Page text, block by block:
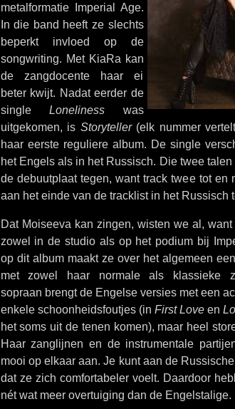
metalformatie Imperial Age.
In die band heeft ze slechts
beperkt invloed op de
songwriting. Met KiaRa kan
de zangdocente haar ei
beter kwijt. Nadat eerder de
single Loneliness was
uitgekomen, is Storyteller(elk nummer
haar eerste reguliere album. De single
het Engels als in het Russisch. Die twee
de debuutplaat tegen, want track twee tot en
aan het einde van de tracklist in het Russisch
Dat Moiseeva kan zingen, wisten we al,
zowel in de studio als op het podium bij
op dit album maakt ze over het algemeen
met zowel haar normale als klassieke
sopraan brengt de Engelse versies met een
enkele schoonheidsfoutjes (in First Loveen
het soms uit de tenen komen), maar heel
Haar zanglijnen en de instrumentale
mooi op elkaar aan. Je kunt aan de
dat ze zich comfortabeler voelt. Daardoor
nét wat meer overtuiging dan de Engelstalige.